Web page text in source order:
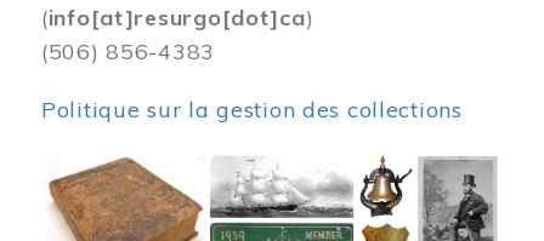
(info[at]resurgo[dot]ca)
(506) 856-4383
Politique sur la gestion des collections